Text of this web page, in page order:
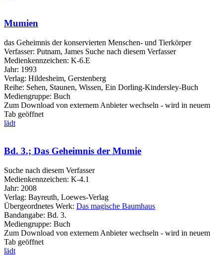
Mumien
das Geheimnis der konservierten Menschen- und Tierkörper
Verfasser: Putnam, James Suche nach diesem Verfasser
Medienkennzeichen: K-6.E
Jahr: 1993
Verlag: Hildesheim, Gerstenberg
Reihe: Sehen, Staunen, Wissen, Ein Dorling-Kindersley-Buch
Mediengruppe: Buch
Zum Download von externem Anbieter wechseln - wird in neuem
Tab geöffnet
lädt
Bd. 3.; Das Geheimnis der Mumie
Suche nach diesem Verfasser
Medienkennzeichen: K-4.1
Jahr: 2008
Verlag: Bayreuth, Loewes-Verlag
Übergeordnetes Werk: Das magische Baumhaus
Bandangabe: Bd. 3.
Mediengruppe: Buch
Zum Download von externem Anbieter wechseln - wird in neuem
Tab geöffnet
lädt